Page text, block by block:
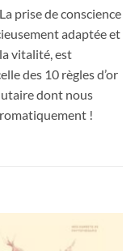
prise de conscience
adaptée et
vitalité, est
des 10 règles d’or
dont nous
!